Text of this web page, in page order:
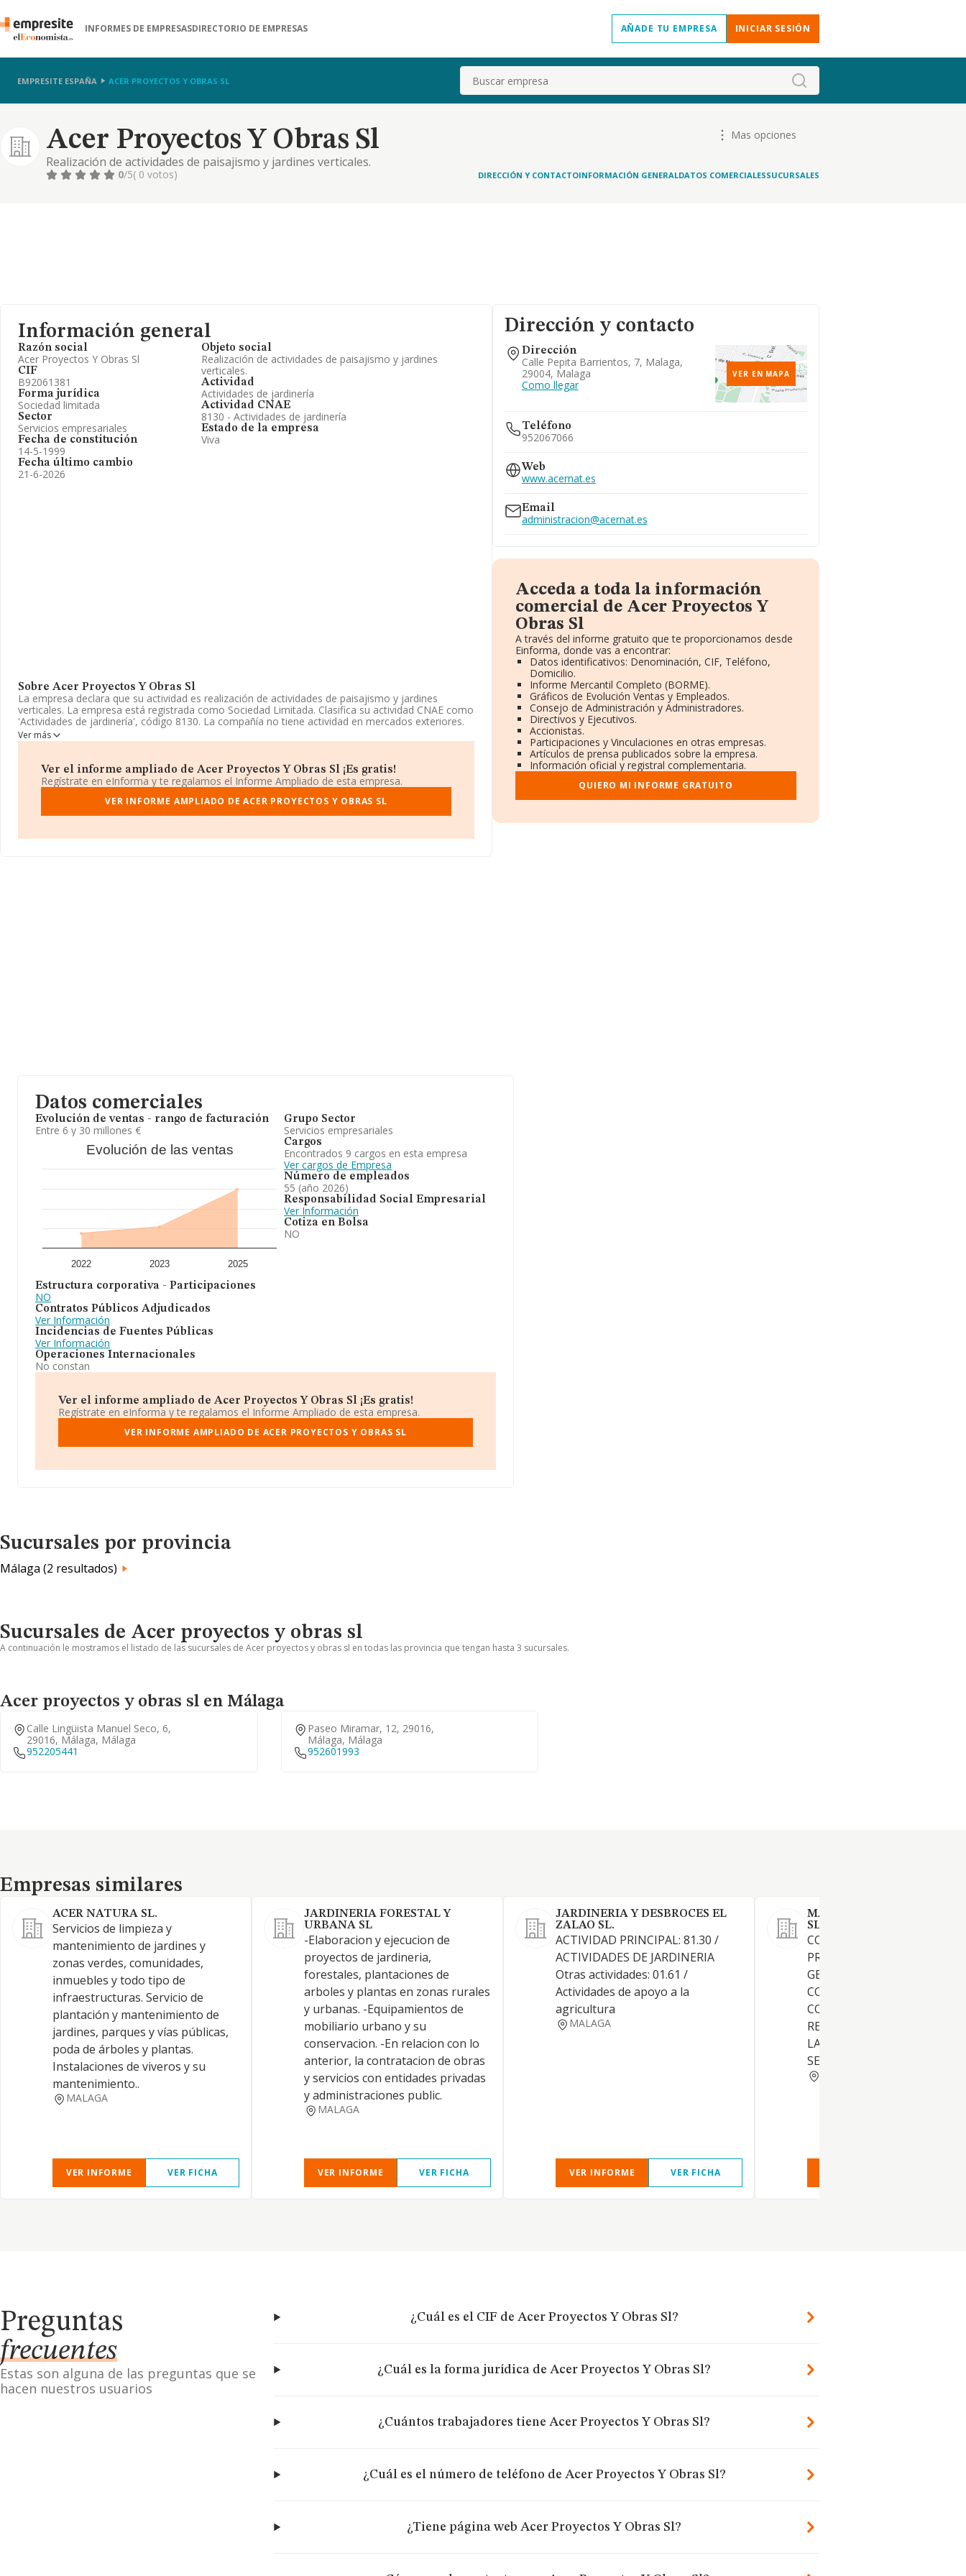
INFORMES DE EMPRESASDIRECTORIO DE EMPRESAS AÑADE TU EMPRESA INICIAR SESIÓN
EMPRESITE ESPAÑA ACER PROYECTOS Y OBRAS SL Buscar
Acer Proyectos Y Obras Sl
Realización de actividades de paisajismo y jardines verticales.
Mas opciones
0/5( 0 votos) DIRECCIÓN Y CONTACTOINFORMACIÓN GENERALDATOS COMERCIALESSUCURSALES
Información general
Razón social
Acer Proyectos Y Obras Sl
CIF
B92061381
Forma jurídica
Sociedad limitada
Sector
Servicios empresariales
Fecha de constitución
14-5-1999
Fecha último cambio
21-6-2026
Objeto social
Realización de actividades de paisajismo y jardines
verticales.
Actividad
Actividades de jardinería
Actividad CNAE
8130 - Actividades de jardinería
Estado de la empresa
Viva
Sobre Acer Proyectos Y Obras Sl
La empresa declara que su actividad es realización de actividades de paisajismo y jardines
verticales. La empresa está registrada como Sociedad Limitada. Clasifica su actividad CNAE como
'Actividades de jardinería', código 8130. La compañía no tiene actividad en mercados exteriores.
Es posible ponerse en contacto con la empresa a través del teléfono 952067066 y el correo
este enlace www.acernat.es.
La sociedadAcer Proyectos y Obras S.L, con CIF B92061381, está situada en Calle Pepita
Barrientos Ed Málaga Halley núm. 7, (29004), en el municipio de Málaga, Andalucía.
facturación asciende a 1.323 millones de euros y se estima que el promedio de la facturación
Ver más
Ver el informe ampliado de Acer Proyectos Y Obras Sl ¡Es gratis!
Regístrate en eInforma y te regalamos el Informe Ampliado de esta empresa.
VER INFORME AMPLIADO DE ACER PROYECTOS Y OBRAS SL
Dirección y contacto
Dirección
Calle Pepita Barrientos, 7, Malaga,
29004, Malaga
Como llegar
VER EN MAPA
Teléfono
952067066
Web
www.acernat.es
Email
administracion@acernat.es
Acceda a toda la información
comercial de Acer Proyectos Y
Obras Sl
A través del informe gratuito que te proporcionamos desde
Einforma, donde vas a encontrar:
Datos identificativos: Denominación, CIF, Teléfono,
Domicilio.
Informe Mercantil Completo (BORME).
Gráficos de Evolución Ventas y Empleados.
Consejo de Administración y Administradores.
Directivos y Ejecutivos.
Accionistas.
Participaciones y Vinculaciones en otras empresas.
Artículos de prensa publicados sobre la empresa.
Información oficial y registral complementaria.
QUIERO MI INFORME GRATUITO
Datos comerciales
Evolución de ventas - rango de facturación
Entre 6 y 30 millones €
Evolución de las ventas
2022 2023 2025
Estructura corporativa - Participaciones
NO
Contratos Públicos Adjudicados
Ver Información
Incidencias de Fuentes Públicas
Ver Información
Operaciones Internacionales
No constan
Grupo Sector
Servicios empresariales
Cargos
Encontrados 9 cargos en esta empresa
Ver cargos de Empresa
Número de empleados
55 (año 2026)
Responsabilidad Social Empresarial
Ver Información
Cotiza en Bolsa
NO
Ver el informe ampliado de Acer Proyectos Y Obras Sl ¡Es gratis!
Regístrate en eInforma y te regalamos el Informe Ampliado de esta empresa.
VER INFORME AMPLIADO DE ACER PROYECTOS Y OBRAS SL
Sucursales por provincia
Málaga (2 resultados)
Sucursales de Acer proyectos y obras sl
A continuación le mostramos el listado de las sucursales de Acer proyectos y obras sl en todas las provincia que tengan hasta 3 sucursales.
Acer proyectos y obras sl en Málaga
Calle Lingüista Manuel Seco, 6,
29016, Málaga, Málaga
952205441
Paseo Miramar, 12, 29016,
Málaga, Málaga
952601993
Empresas similares
Empresas similares
ACER NATURA SL.
Servicios de limpieza y
mantenimiento de jardines y
zonas verdes, comunidades,
inmuebles y todo tipo de
infraestructuras. Servicio de
plantación y mantenimiento de
jardines, parques y vías públicas,
poda de árboles y plantas.
Instalaciones de viveros y su
mantenimiento..
MALAGA
VER INFORME VER FICHA
JARDINERIA FORESTAL Y
URBANA SL
-Elaboracion y ejecucion de
proyectos de jardineria,
forestales, plantaciones de
arboles y plantas en zonas rurales
y urbanas. -Equipamientos de
mobiliario urbano y su
conservacion. -En relacion con lo
anterior, la contratacion de obras
y servicios con entidades privadas
y administraciones public.
MALAGA
VER INFORME VER FICHA
JARDINERIA Y DESBROCES EL
ZALAO SL.
ACTIVIDAD PRINCIPAL: 81.30 /
ACTIVIDADES DE JARDINERIA
Otras actividades: 01.61 /
Actividades de apoyo a la
agricultura
MALAGA
VER INFORME VER FICHA
MANTENIMIENTO DE
SL
COMPRA-VENTA DE
PROPIEDADES
GESTION ADMINISTRACION
CONSERVACION DE
COMUNIDADES, INCLUSO
REGIMEN DE
LA EXPLOTACION
SERVICIOS DE HOSTELERIA.
Preguntas
frecuentes
Estas son alguna de las preguntas que se
hacen nuestros usuarios
¿Cuál es el CIF de Acer Proyectos Y Obras Sl?
¿Cuál es la forma jurídica de Acer Proyectos Y Obras Sl?
¿Cuántos trabajadores tiene Acer Proyectos Y Obras Sl?
¿Cuál es el número de teléfono de Acer Proyectos Y Obras Sl?
¿Tiene página web Acer Proyectos Y Obras Sl?